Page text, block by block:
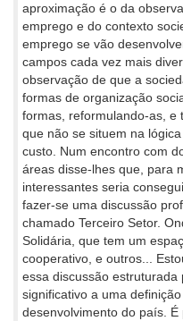
aproximação é o da
emprego e do contexto
emprego se vão
campos cada vez mais
observação de que a
formas de organização
formas, reformulando-as, e
que não se situem na
custo. Num encontro com
áreas disse-lhes que, para
interessantes seria
fazer-se uma discussão
chamado Terceiro Setor.
Solidária, que tem um
cooperativo, e outros...
essa discussão
significativo a uma
desenvolvimento do país.